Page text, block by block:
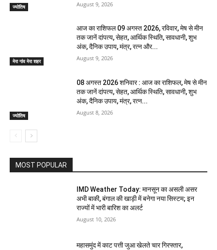
ज्योतिष August 9, 2026
मेरा गांव मेरा शहर
आज का राशिफल 09 अगस्त 2026, रविवार, मेष से मीन
तक जानें दांपत्य, सेहत, आर्थिक स्थिति, सावधानी, शुभ
अंक, दैनिक उपाय, मंत्र, रत्न और...
August 9, 2026
ज्योतिष
08 अगस्त 2026 शनिवार : आज का राशिफल, मेष से मीन
तक जानें दांपत्य, सेहत, आर्थिक स्थिति, सावधानी, शुभ
अंक, दैनिक उपाय, मंत्र, रत्न...
August 8, 2026
MOST POPULAR
IMD Weather Today: मानसून का असली असर
अभी बाकी, बंगाल की खाड़ी में बनेगा नया सिस्टम; इन
राज्यों में भारी बारिश का अलर्ट
August 10, 2026
महासमुंद में काट पत्ती जुआ खेलते चार गिरफ्तार,